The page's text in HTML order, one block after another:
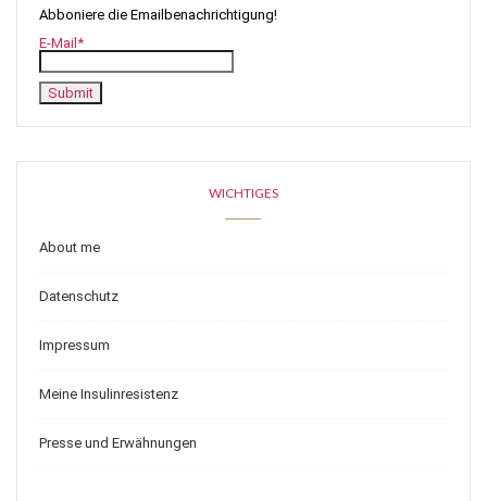
Abboniere die Emailbenachrichtigung!
E-Mail*
WICHTIGES
About me
Datenschutz
Impressum
Meine Insulinresistenz
Presse und Erwähnungen